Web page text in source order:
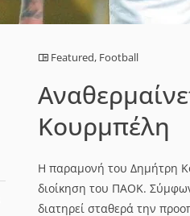
Featured, Football
Κουρμπέλη
Η παραμονή του Δημήτρη
διοίκηση του ΠΑΟΚ.
διατηρεί σταθερά την